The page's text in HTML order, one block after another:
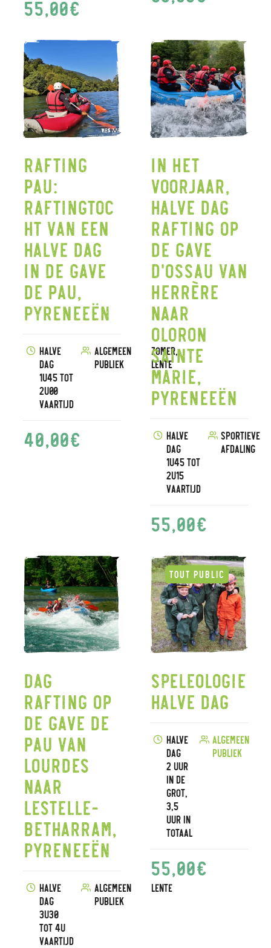
55,00€
Rafting
Pau:
Raftingtoc
ht van een
halve dag
in de Gave
de Pau,
Pyreneeën
Halve
dag
1u45 tot
2u00
vaartijd
Algemeen
publiek
Zomer,
Lente
40,00€
In het
voorjaar,
halve dag
rafting op
de Gave
d'Ossau van
Herrère
naar
Oloron
Sainte
Marie,
Pyreneeën
Halve
dag
1u45 tot
2u15
vaartijd
Sportieve
afdaling
55,00€
Dag
rafting op
de Gave de
Pau van
Lourdes
naar
Lestelle-
Betharram,
Pyreneeën
Halve
dag
3u30
tot 4u
vaartijd
Algemeen
publiek
Lente
Speleologie
halve dag
Halve
dag
2 uur
in de
grot,
3,5
uur in
totaal
Algemeen
publiek
55,00€